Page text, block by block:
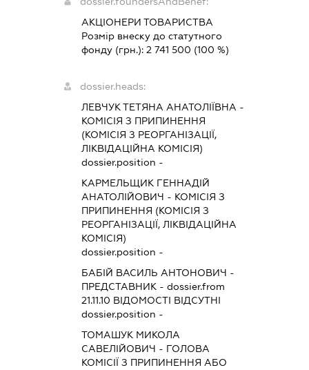
АКЦІОНЕРИ ТОВАРИСТВА
Розмір внеску до статутного
фонду (грн.):2 741 500 (100 %)
dossier.heads:
ЛЕВЧУК ТЕТЯНА АНАТОЛІЇВНА -
КОМІСІЯ З ПРИПИНЕННЯ
(КОМІСІЯ З РЕОРГАНІЗАЦІЇ,
ЛІКВІДАЦІЙНА КОМІСІЯ)
dossier.position -
КАРМЕЛЬЩИК ГЕННАДІЙ
АНАТОЛІЙОВИЧ - КОМІСІЯ З
ПРИПИНЕННЯ (КОМІСІЯ З
РЕОРГАНІЗАЦІЇ, ЛІКВІДАЦІЙНА
КОМІСІЯ)
dossier.position -
БАБІЙ ВАСИЛЬ АНТОНОВИЧ -
ПРЕДСТАВНИК - dossier.from
21.11.10 ВІДОМОСТІ ВІДСУТНІ
dossier.position -
ТОМАШУК МИКОЛА
САВЕЛІЙОВИЧ - ГОЛОВА
КОМІСІЇ З ПРИПИНЕННЯ АБО